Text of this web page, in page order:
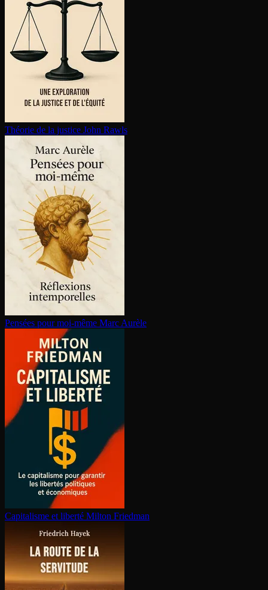
Théorie de la justice John Rawls
Pensées pour moi-même Marc Aurèle
Capitalisme et liberté Milton Friedman